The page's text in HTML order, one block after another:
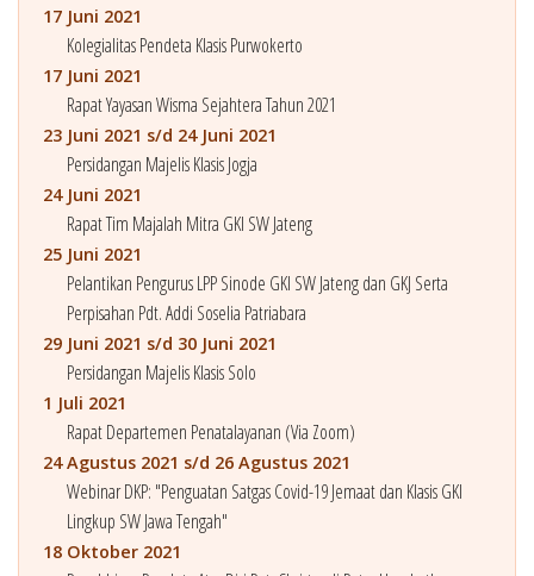
17 Juni 2021
Kolegialitas Pendeta Klasis Purwokerto
17 Juni 2021
Rapat Yayasan Wisma Sejahtera Tahun 2021
23 Juni 2021 s/d 24 Juni 2021
Persidangan Majelis Klasis Jogja
24 Juni 2021
Rapat Tim Majalah Mitra GKI SW Jateng
25 Juni 2021
Pelantikan Pengurus LPP Sinode GKI SW Jateng dan GKJ Serta
Perpisahan Pdt. Addi Soselia Patriabara
29 Juni 2021 s/d 30 Juni 2021
Persidangan Majelis Klasis Solo
1 Juli 2021
Rapat Departemen Penatalayanan (Via Zoom)
24 Agustus 2021 s/d 26 Agustus 2021
Webinar DKP: "Penguatan Satgas Covid-19 Jemaat dan Klasis GKI
Lingkup SW Jawa Tengah"
18 Oktober 2021